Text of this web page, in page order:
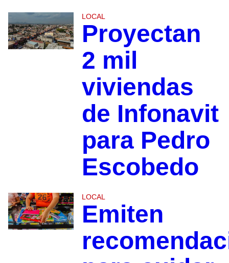
LOCAL
Proyectan
2 mil
viviendas
de Infonavit
para Pedro
Escobedo
LOCAL
Emiten